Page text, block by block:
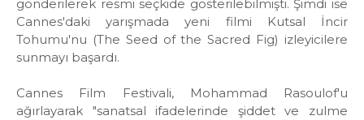
gönderilerek resmi seçkide gösterilebilmişti. Şimdi ise
Cannes'daki yarışmada yeni filmi Kutsal İncir
Tohumu'nu (The Seed of the Sacred Fig) izleyicilere
sunmayı başardı.
Cannes Film Festivali, Mohammad Rasoulof'u
ağırlayarak "sanatsal ifadelerinde şiddet ve zulme